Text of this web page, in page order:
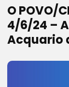
O POVO/
4/6/24 –
Acquario